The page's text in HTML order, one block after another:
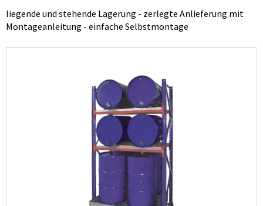
liegende und stehende Lagerung - zerlegte Anlieferung mit
Montageanleitung - einfache Selbstmontage